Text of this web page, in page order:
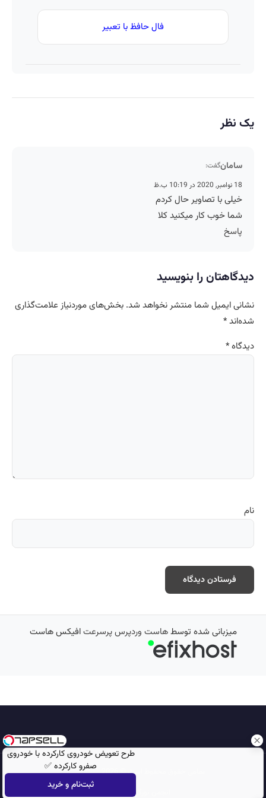
طرح تعویض خودروی کارکرده با خودروی
صفرو کارکرده ✅
ثبت‌نام و خرید
فال حافظ با تعبیر
یک نظر
سامانگفت:
18 نوامبر, 2020 در 10:19 ب.ظ
خیلی با تصاویر حال کردم
شما خوب کار میکنید کلا
پاسخ
دیدگاهتان را بنویسید
نشانی ایمیل شما منتشر نخواهد شد. بخش‌های موردنیاز علامت‌گذاری
شده‌اند*
دیدگاه*
نام
میزبانی شده توسطهاست وردپرس پرسرعتافیکس هاست
تمامی حقوق محفوظ است © 2026
مجله نورگرام
انجمن نورگرام